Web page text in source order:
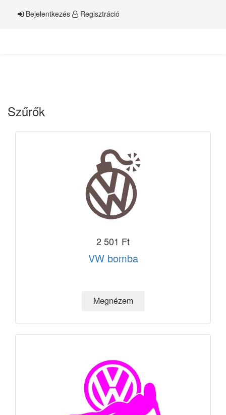
Bejelentkezés Regisztráció
Szűrők
2 501 Ft
VW bomba